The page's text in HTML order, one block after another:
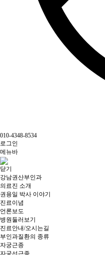
010-4348-8534
로그인
메뉴바
닫기
강남권산부인과
의료진 소개
권용일 박사 이야기
진료이념
언론보도
병원둘러보기
진료안내/오시는길
부인과질환의 종류
자궁근종
자궁선근종